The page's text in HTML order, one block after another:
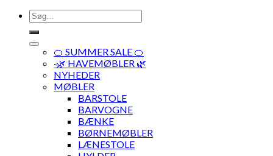
Søg
efter:
🍊 SUMMER SALE 🍊
·🌿 HAVEMØBLER 🌿
NYHEDER
MØBLER
BARSTOLE
BARVOGNE
BÆNKE
BØRNEMØBLER
LÆNESTOLE